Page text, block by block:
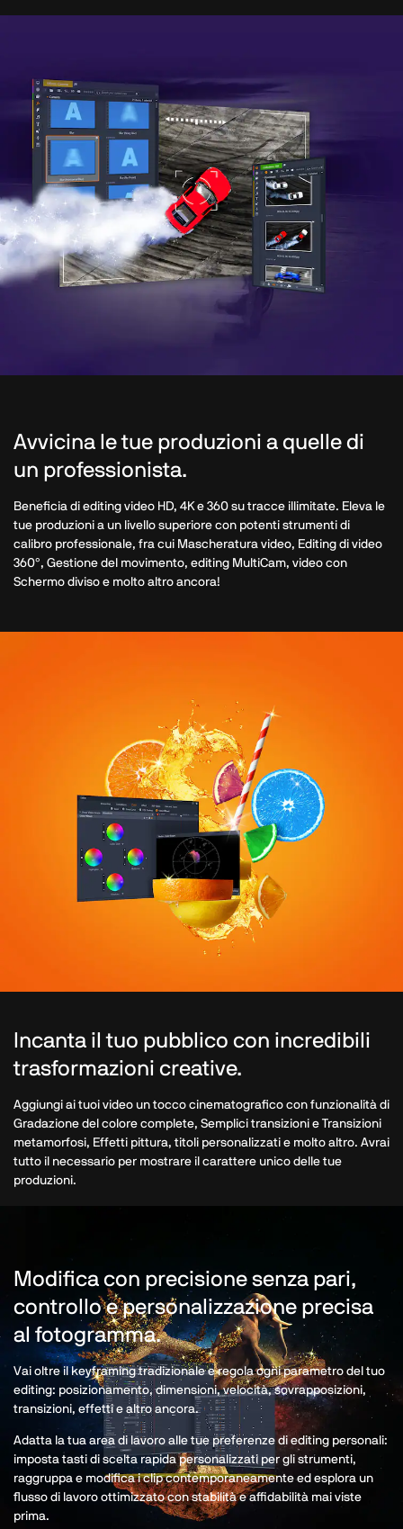
Avvicina le tue produzioni a quelle di
un professionista.
Beneficia di editing video HD, 4K e 360 su tracce illimitate. Eleva le
tue produzioni a un livello superiore con potenti strumenti di
calibro professionale, fra cui Mascheratura video, Editing di video
360°, Gestione del movimento, editing MultiCam, video con
Schermo diviso e molto altro ancora!
Incanta il tuo pubblico con incredibili
trasformazioni creative.
Aggiungi ai tuoi video un tocco cinematografico con funzionalità di
Gradazione del colore complete, Semplici transizioni e Transizioni
metamorfosi, Effetti pittura, titoli personalizzati e molto altro. Avrai
tutto il necessario per mostrare il carattere unico delle tue
produzioni.
Modifica con precisione senza pari,
controllo e personalizzazione precisa
al fotogramma.
Vai oltre il keyframing tradizionale e regola ogni parametro del tuo
editing: posizionamento, dimensioni, velocità, sovrapposizioni,
transizioni, effetti e altro ancora.
Adatta la tua area di lavoro alle tue preferenze di editing personali:
imposta tasti di scelta rapida personalizzati per gli strumenti,
raggruppa e modifica i clip contemporaneamente ed esplora un
flusso di lavoro ottimizzato con stabilità e affidabilità mai viste
prima.